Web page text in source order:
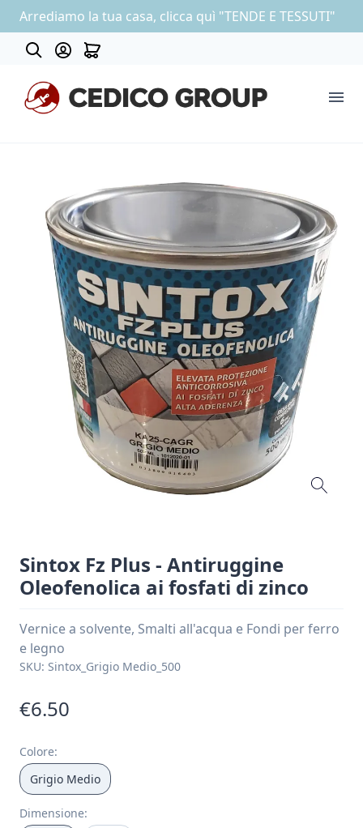
Arrediamo la tua casa, clicca quì "TENDE E TESSUTI"
COLLEZIONE CARTA DA PARATI
OUTLET
Sintox Fz Plus - Antiruggine
Oleofenolica ai fosfati di zinco
Vernice a solvente, Smalti all'acqua e Fondi per ferro
e legno
SKU: Sintox_Grigio Medio_500
€6.50
Colore:
Grigio Medio
Dimensione: